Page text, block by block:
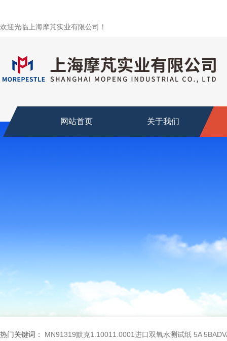
欢迎光临上海摩芃实业有限公司！
网站首页 关于我们
热门关键词： MN91319默克1.10011.0001进口双氧水测试纸 5A